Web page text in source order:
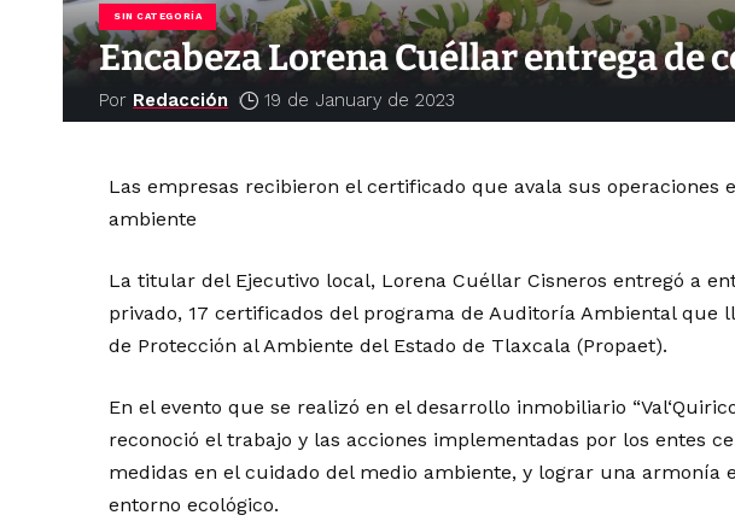
SIN CATEGORÍA
Encabeza Lorena Cuéllar entrega
Por Redacción 19 de January de 2023
Las empresas recibieron el certificado que avala sus operaciones
ambiente
La titular del Ejecutivo local, Lorena Cuéllar Cisneros entregó a
privado, 17 certificados del programa de Auditoría Ambiental que
de Protección al Ambiente del Estado de Tlaxcala (Propaet).
En el evento que se realizó en el desarrollo inmobiliario
reconoció el trabajo y las acciones implementadas por los entes
medidas en el cuidado del medio ambiente, y lograr una armonía
entorno ecológico.